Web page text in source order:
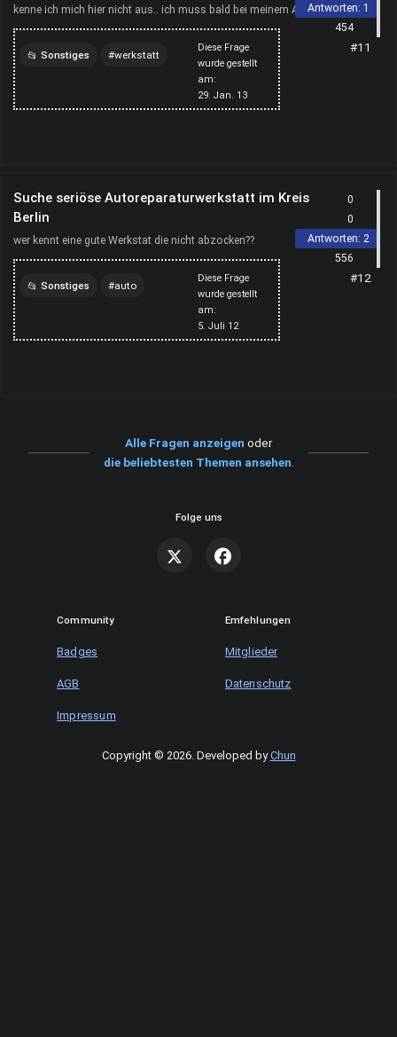
kenne ich mich hier nicht aus.. ich muss bald bei meinem Auto
die Winterreifen wechseln, kann jemand eine gute We...
Diese Frage
wurde gestellt
am:
29. Jan. 13
Sonstiges werkstatt
düsseldorf
Antworten: 1
454
#11
Suche seriöse Autoreparaturwerkstatt im Kreis
Berlin
wer kennt eine gute Werkstat die nicht abzocken??
Diese Frage
wurde gestellt
am:
5. Juli 12
Sonstiges auto
0
0
Antworten: 2
556
#12
Alle Fragen anzeigen oder
die beliebtesten Themen ansehen.
Folge uns
Community Emfehlungen
Badges Mitglieder
AGB Datenschutz
Impressum
Copyright © 2026. Developed byChun